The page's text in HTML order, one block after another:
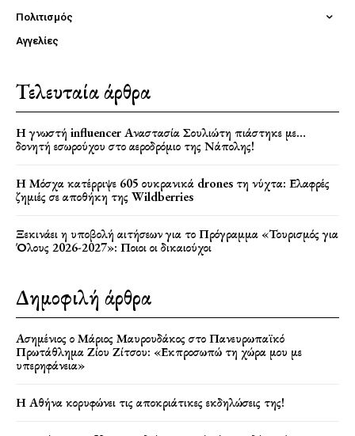
Πολιτισμός
Αγγελίες
Τελευταία άρθρα
Η γνωστή influencer Αναστασία Σουλιώτη πιάστηκε με…
δονητή εσωρούχου στο αεροδρόμιο της Νάπολης!
Η Μόσχα κατέρριψε 605 ουκρανικά drones τη νύχτα: Ελαφρές
ζημιές σε αποθήκη της Wildberries
Ξεκινάει η υποβολή αιτήσεων για το Πρόγραμμα «Τουρισμός για
Όλους 2026-2027»: Ποιοι οι δικαιούχοι
Δημοφιλή άρθρα
Ασημένιος ο Μάριος Μαυρουδάκος στο Πανευρωπαϊκό
Πρωτάθλημα Ζίου Ζίτσου: «Εκπροσωπώ τη χώρα μου με
υπερηφάνεια»
Η Αθήνα κορυφώνει τις αποκριάτικες εκδηλώσεις της!